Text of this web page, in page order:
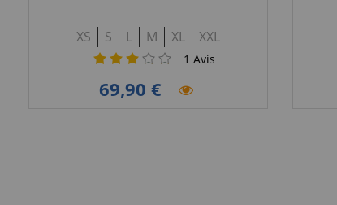
XS S L M XL XXL
1 Avis
69,90 €